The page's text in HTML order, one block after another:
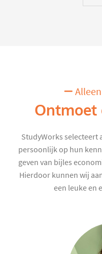
Ontmoet
StudyWorks selecteert
persoonlijk op hun
geven van bijles
Hierdoor kunnen wij
een leuke en